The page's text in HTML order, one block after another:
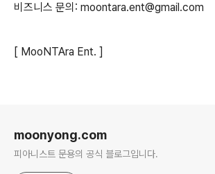
비즈니스 문의: moontara.ent@gmail.com
[ MooNTAra Ent. ]
moonyong.com
피아니스트 문용의 공식 블로그입니다.